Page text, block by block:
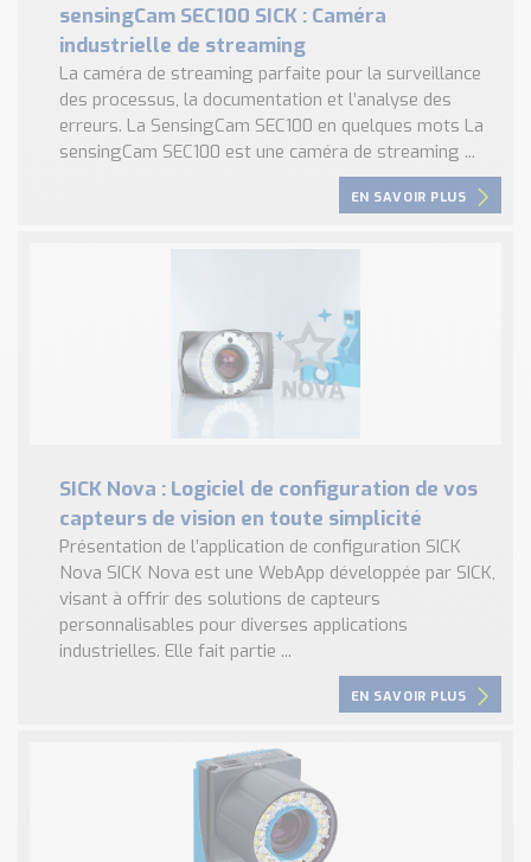
sensingCam SEC100 SICK : Caméra
industrielle de streaming
La caméra de streaming parfaite pour la surveillance
des processus, la documentation et l’analyse des
erreurs. La SensingCam SEC100 en quelques mots La
sensingCam SEC100 est une caméra de streaming ...
EN SAVOIR PLUS
SICK Nova : Logiciel de configuration de vos
capteurs de vision en toute simplicité
Présentation de l’application de configuration SICK
Nova SICK Nova est une WebApp développée par SICK,
visant à offrir des solutions de capteurs
personnalisables pour diverses applications
industrielles. Elle fait partie ...
EN SAVOIR PLUS